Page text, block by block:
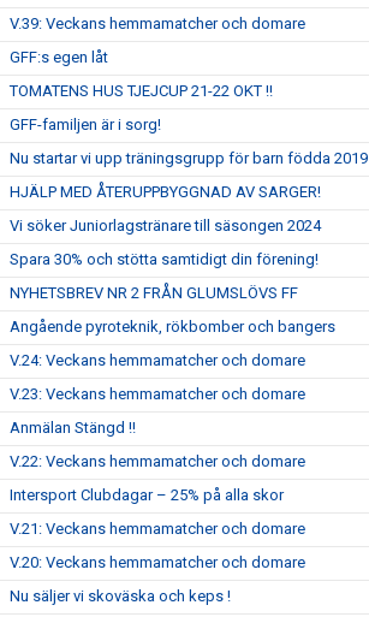
V.39: Veckans hemmamatcher och domare
GFF:s egen låt
TOMATENS HUS TJEJCUP 21-22 OKT !!
GFF-familjen är i sorg!
Nu startar vi upp träningsgrupp för barn födda 2019
HJÄLP MED ÅTERUPPBYGGNAD AV SARGER!
Vi söker Juniorlagstränare till säsongen 2024
Spara 30% och stötta samtidigt din förening!
NYHETSBREV NR 2 FRÅN GLUMSLÖVS FF
Angående pyroteknik, rökbomber och bangers
V.24: Veckans hemmamatcher och domare
V.23: Veckans hemmamatcher och domare
Anmälan Stängd !!
V.22: Veckans hemmamatcher och domare
Intersport Clubdagar – 25% på alla skor
V.21: Veckans hemmamatcher och domare
V.20: Veckans hemmamatcher och domare
Nu säljer vi skoväska och keps !